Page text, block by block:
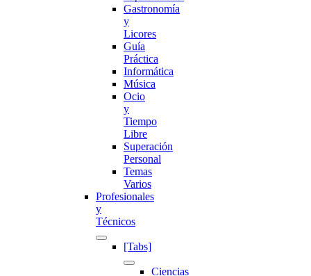
Gastronomía
y
Licores
Guía
Práctica
Informática
Música
Ocio
y
Tiempo
Libre
Superación
Personal
Temas
Varios
Profesionales
y
Técnicos
[Tabs]
Ciencias